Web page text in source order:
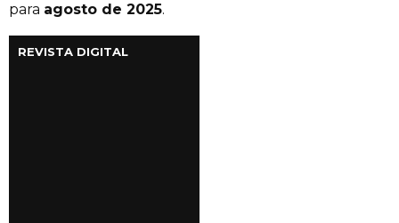
para agosto de 2025.
REVISTA DIGITAL